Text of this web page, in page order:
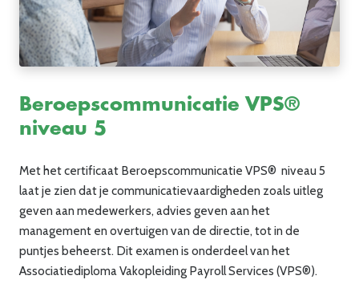
Beroepscommunicatie VPS®
niveau 5
Met het certificaat Beroepscommunicatie VPS® niveau 5
laat je zien dat je communicatievaardigheden zoals uitleg
geven aan medewerkers, advies geven aan het
management en overtuigen van de directie, tot in de
puntjes beheerst. Dit examen is onderdeel van het
Associatiediploma Vakopleiding Payroll Services (VPS®).